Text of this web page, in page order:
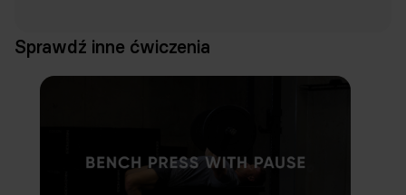
Sprawdź inne ćwiczenia